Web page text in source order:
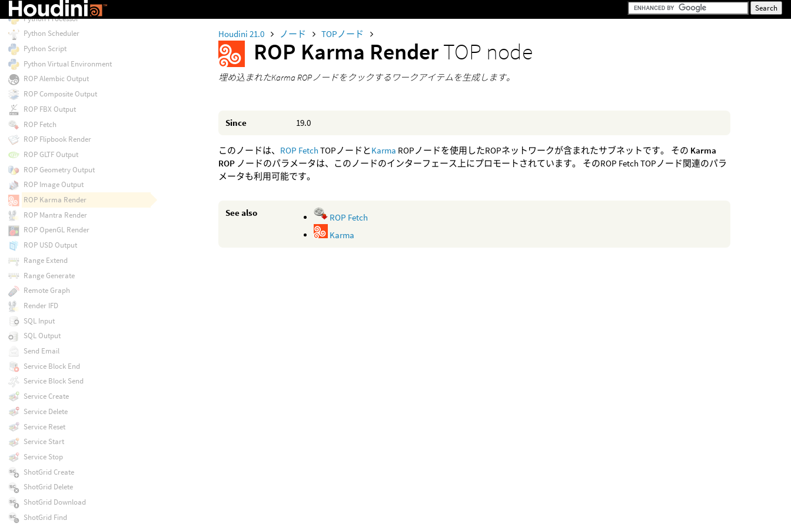
Houdini 21.0 ノード TOPノード
ROP Karma RenderTOP node
埋め込まれたKarma ROPノードをクックするワークアイテムを生成します。
Since 19.0
このノードは、 ROP Fetch TOPノードとKarma ROPノードを使用したROPネットワークが含まれたサブネットです。 その Karma
ROP ノードのパラメータは、このノードのインターフェース上にプロモートされています。 そのROP Fetch TOPノード関連のパラ
メータも利用可能です。
See also
ROP Fetch
Karma
Python Partitioner
Python Processor
Python Scheduler
Python Script
Python Virtual Environment
ROP Alembic Output
ROP Composite Output
ROP FBX Output
ROP Fetch
ROP Flipbook Render
ROP GLTF Output
ROP Geometry Output
ROP Image Output
ROP Karma Render
ROP Mantra Render
ROP OpenGL Render
ROP USD Output
Range Extend
Range Generate
Remote Graph
Render IFD
SQL Input
SQL Output
Send Email
Service Block End
Service Block Send
Service Create
Service Delete
Service Reset
Service Start
Service Stop
ShotGrid Create
ShotGrid Delete
ShotGrid Download
ShotGrid Find